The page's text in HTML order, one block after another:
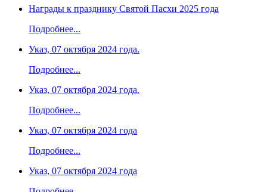
Награды к празднику Святой Пасхи 2025 года
Подробнее...
Указ, 07 октября 2024 года.
Подробнее...
Указ, 07 октября 2024 года.
Подробнее...
Указ, 07 октября 2024 года
Подробнее...
Указ, 07 октября 2024 года